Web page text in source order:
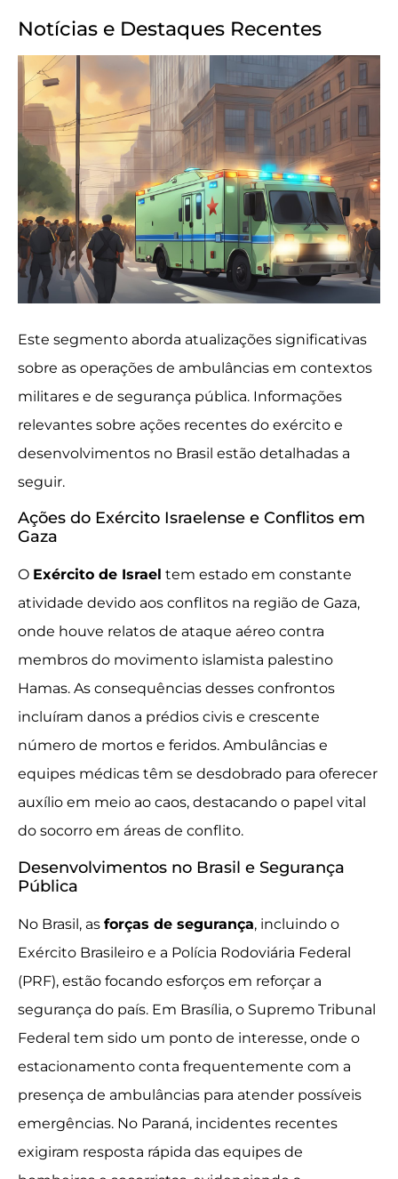
Notícias e Destaques Recentes
Este segmento aborda atualizações significativas
sobre as operações de ambulâncias em contextos
militares e de segurança pública. Informações
relevantes sobre ações recentes do exército e
desenvolvimentos no Brasil estão detalhadas a
seguir.
Ações do Exército Israelense e Conflitos em
Gaza
O Exército de Israel tem estado em constante
atividade devido aos conflitos na região de Gaza,
onde houve relatos de ataque aéreo contra
membros do movimento islamista palestino
Hamas. As consequências desses confrontos
incluíram danos a prédios civis e crescente
número de mortos e feridos. Ambulâncias e
equipes médicas têm se desdobrado para oferecer
auxílio em meio ao caos, destacando o papel vital
do socorro em áreas de conflito.
Desenvolvimentos no Brasil e Segurança
Pública
No Brasil, as forças de segurança, incluindo o
Exército Brasileiro e a Polícia Rodoviária Federal
(PRF), estão focando esforços em reforçar a
segurança do país. Em Brasília, o Supremo Tribunal
Federal tem sido um ponto de interesse, onde o
estacionamento conta frequentemente com a
presença de ambulâncias para atender possíveis
emergências. No Paraná, incidentes recentes
exigiram resposta rápida das equipes de